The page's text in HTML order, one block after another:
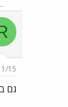
15
גם